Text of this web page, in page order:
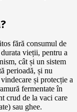
fără consumul de
vieții, pentru a
cât și un sistem
perioadă, și nu
și protecție a
fermentate în
crud de la vaci care
sau ghee.